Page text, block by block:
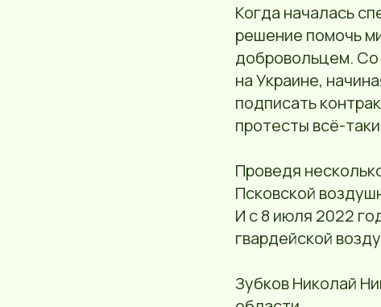
Когда началась
решение помочь
добровольцем.
на Украине,
подписать
протесты всё-
Проведя
Псковской
И с 8 июля 2022
гвардейской
Зубков Николай